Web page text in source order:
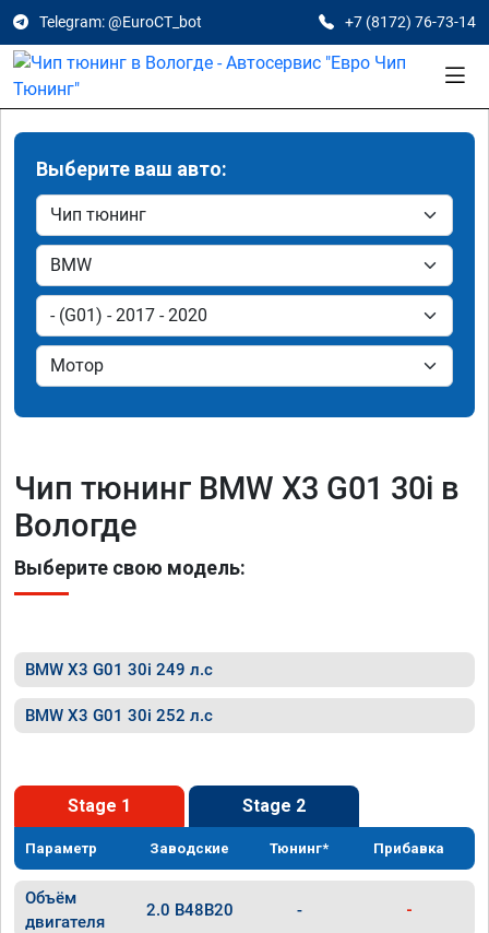
Telegram: @EuroCT_bot +7 (8172) 76-73-14
Выберите ваш авто:
Чип тюнинг BMW X3 G01 30i в
Вологде
Выберите свою модель:
BMW X3 G01 30i 249 л.с
BMW X3 G01 30i 252 л.с
Stage 1 Stage 2
Параметр Заводские Тюнинг* Прибавка
Объём
двигателя
2.0 B48B20 - -